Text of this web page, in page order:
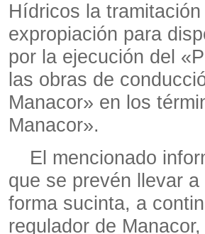
Hídricos la
expropiación para
por la ejecución del
las obras de
Manacor» en los
Manacor».
El mencionado
que se prevén llevar
forma sucinta, a
regulador de